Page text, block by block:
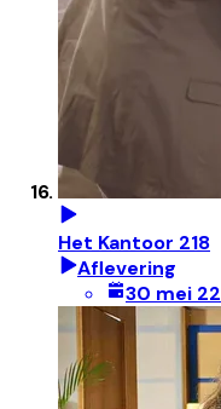
Het Kantoor 218
Aflevering
30 mei 22